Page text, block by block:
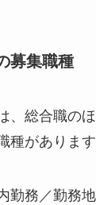
募集職種
、総合職の
種があります
勤務／勤務